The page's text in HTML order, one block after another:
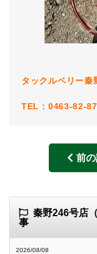
タックルベリー秦
TEL：0463-82-
前
秦野246号店
事
2026/08/08